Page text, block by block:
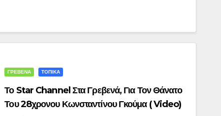
ΓΡΕΒΕΝΑ ΤΟΠΙΚΑ
Το Star Channel Στα Γρεβενά, Για Τον Θάνατο
Του 28χρονου Κωνσταντίνου Γκούμα ( Video)